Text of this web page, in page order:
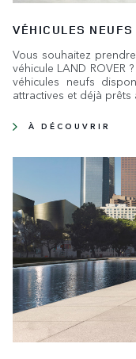
VÉHICULES NEUFS
Vous souhaitez
véhicule LAND ROVER
véhicules neufs
attractives et déjà prêts
À DÉCOUVRIR